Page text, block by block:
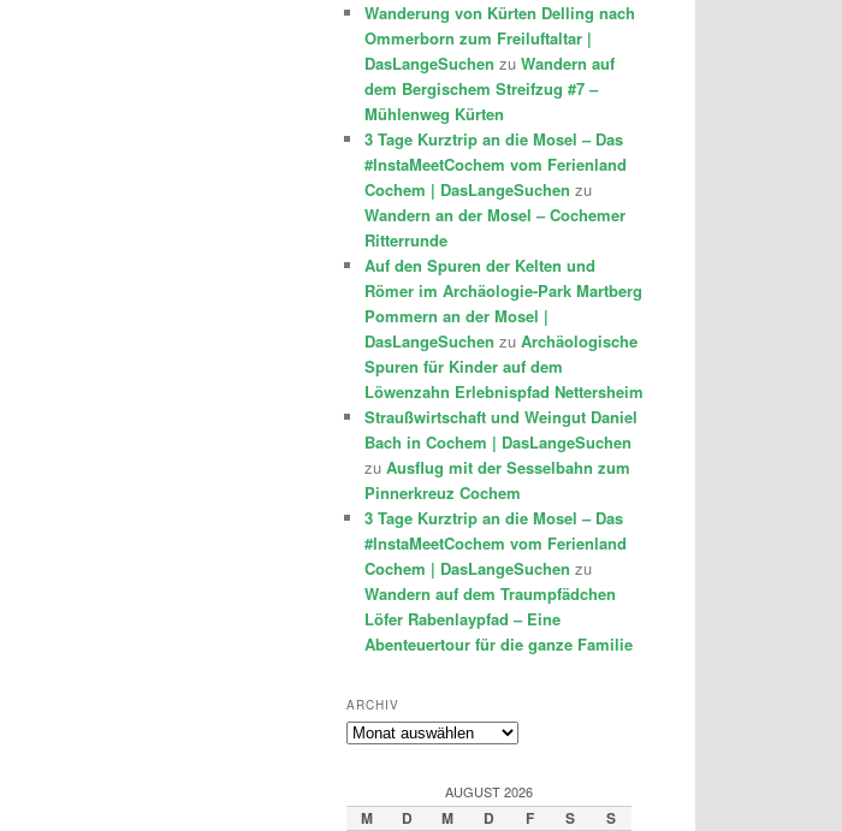
Wanderung von Kürten Delling nach
Ommerborn zum Freiluftaltar |
DasLangeSuchen zu Wandern auf
dem Bergischem Streifzug #7 –
Mühlenweg Kürten
3 Tage Kurztrip an die Mosel – Das
#InstaMeetCochem vom Ferienland
Cochem | DasLangeSuchen zu
Wandern an der Mosel – Cochemer
Ritterrunde
Auf den Spuren der Kelten und
Römer im Archäologie-Park Martberg
Pommern an der Mosel |
DasLangeSuchen zu Archäologische
Spuren für Kinder auf dem
Löwenzahn Erlebnispfad Nettersheim
Straußwirtschaft und Weingut Daniel
Bach in Cochem | DasLangeSuchen
zu Ausflug mit der Sesselbahn zum
Pinnerkreuz Cochem
3 Tage Kurztrip an die Mosel – Das
#InstaMeetCochem vom Ferienland
Cochem | DasLangeSuchen zu
Wandern auf dem Traumpfädchen
Löfer Rabenlaypfad – Eine
Abenteuertour für die ganze Familie
ARCHIV
Archiv
AUGUST 2026
M D M D F S S